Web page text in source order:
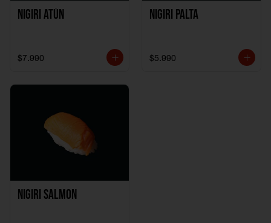
Nigiri Atún
$7.990
Nigiri Palta
$5.990
Nigiri Salmon